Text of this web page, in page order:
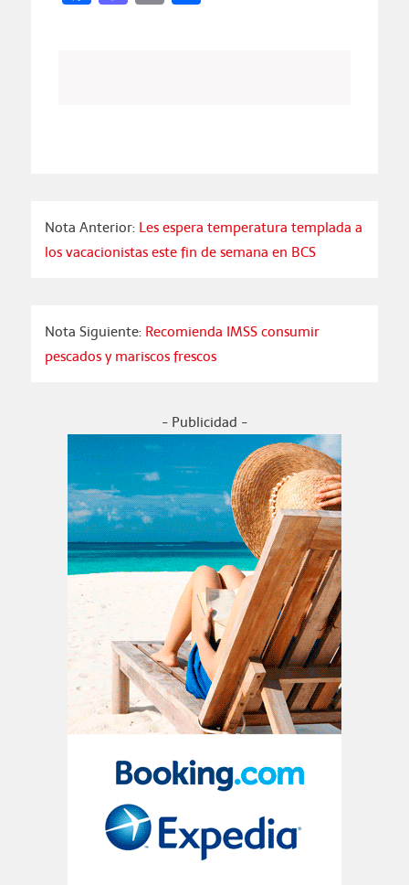
Nota Anterior:Les espera temperatura templada a
los vacacionistas este fin de semana en BCS
Nota Siguiente: Recomienda IMSS consumir
pescados y mariscos frescos
- Publicidad -